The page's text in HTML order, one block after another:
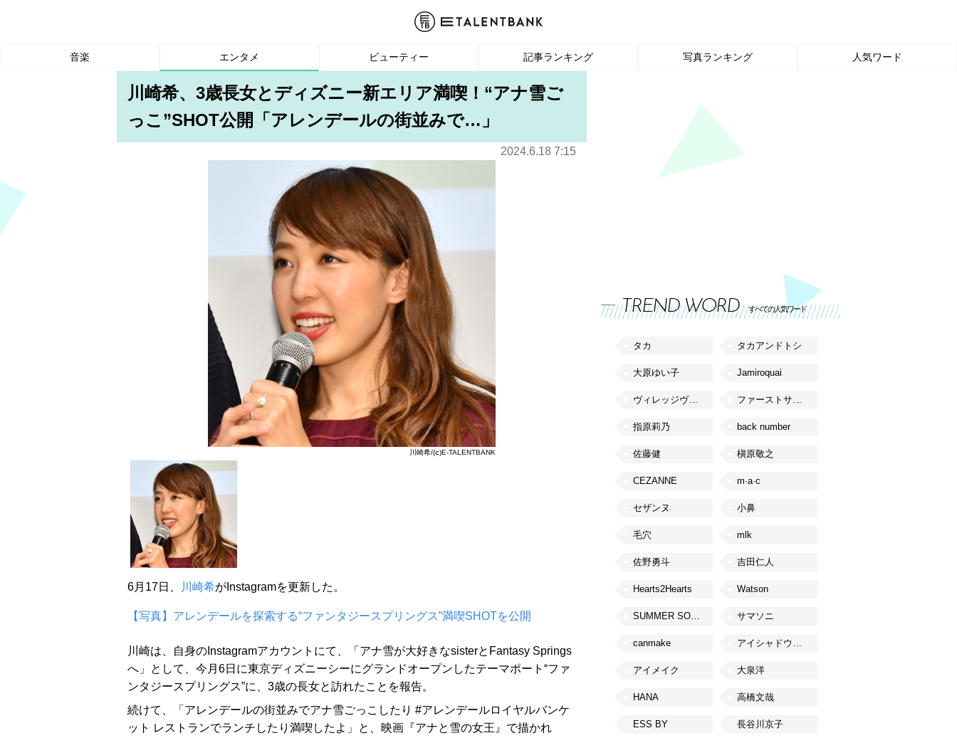
音楽 エンタメ ビューティー 記事ランキング 写真ランキング 人気ワード
川崎希、3歳長女とディズニー新エリア満喫！“アナ雪ご
っこ”SHOT公開「アレンデールの街並みで…」
2024.6.18 7:15
川崎希/(ⅽ)E-TALENTBANK
6月17日、 川崎希がInstagramを更新した。
【写真】アレンデールを探索する“ファンタジースプリングス”満喫SHOTを公開
川崎は、自身のInstagramアカウントにて、「アナ雪が大好きなsisterとFantasy Springs
へ」として、今月6日に東京ディズニーシーにグランドオープンしたテーマポート“ファ
ンタジースプリングス”に、3歳の長女と訪れたことを報告。
続けて、「アレンデールの街並みでアナ雪ごっこしたり #アレンデールロイヤルバンケ
ット レストランでランチしたり満喫したよ」と、映画『アナと雪の女王』で描かれ
TREND WORD すべての人気ワード
タカ タカアンドトシ
大原ゆい子 Jamiroquai
ヴィレッジヴァンガード ファーストサマーウイカ
指原莉乃 back number
佐藤健 槇原敬之
CEZANNE m·a·c
セザンヌ 小鼻
毛穴 mlk
佐野勇斗 吉田仁人
Hearts2Hearts Watson
SUMMER SONIC サマソニ
canmake アイシャドウベース
アイメイク 大泉洋
HANA 高橋文哉
ESS BY 長谷川京子